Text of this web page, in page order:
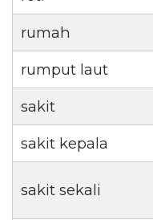
rumah
rumput laut
sakit
sakit kepala
sakit sekali